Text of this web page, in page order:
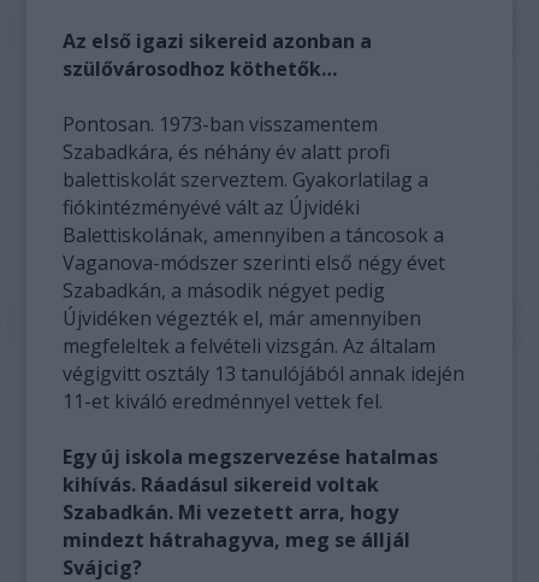
Az első igazi sikereid azonban a
szülővárosodhoz köthetők…
Pontosan. 1973-ban visszamentem
Szabadkára, és néhány év alatt profi
balettiskolát szerveztem. Gyakorlatilag a
fiókintézményévé vált az Újvidéki
Balettiskolának, amennyiben a táncosok a
Vaganova-módszer szerinti első négy évet
Szabadkán, a második négyet pedig
Újvidéken végezték el, már amennyiben
megfeleltek a felvételi vizsgán. Az általam
végigvitt osztály 13 tanulójából annak idején
11-et kiváló eredménnyel vettek fel.
Egy új iskola megszervezése hatalmas
kihívás. Ráadásul sikereid voltak
Szabadkán. Mi vezetett arra, hogy
mindezt hátrahagyva, meg se álljál
Svájcig?